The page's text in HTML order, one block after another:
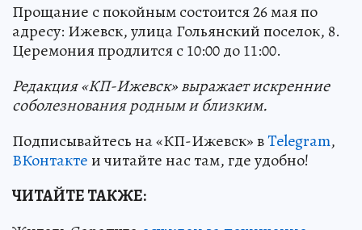
Прощание с покойным состоится 26 мая по
адресу: Ижевск, улица Гольянский поселок, 8.
Церемония продлится с 10:00 до 11:00.
Редакция «КП-Ижевск» выражает искренние
соболезнования родным и близким.
Подписывайтесь на «КП-Ижевск» вTelegram,
ВКонтактеи читайте нас там, где удобно!
ЧИТАЙТЕ ТАКЖЕ: